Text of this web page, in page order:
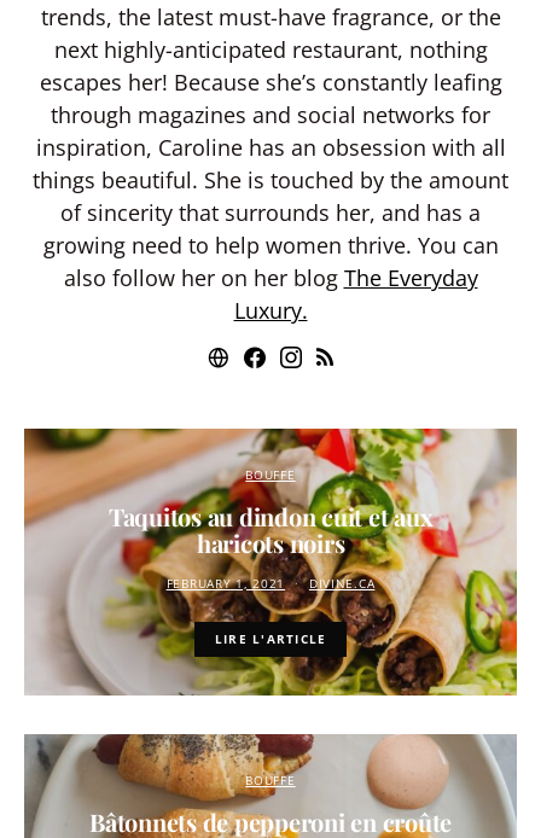
trends, the latest must-have fragrance, or the
next highly-anticipated restaurant, nothing
escapes her! Because she’s constantly leafing
through magazines and social networks for
inspiration, Caroline has an obsession with all
things beautiful. She is touched by the amount
of sincerity that surrounds her, and has a
growing need to help women thrive. You can
also follow her on her blog The Everyday
Luxury.
BOUFFE
Taquitos au dindon cuit et aux
haricots noirs
FEBRUARY 1, 2021 DIVINE.CA
LIRE L'ARTICLE
BOUFFE
Bâtonnets de pepperoni en croûte